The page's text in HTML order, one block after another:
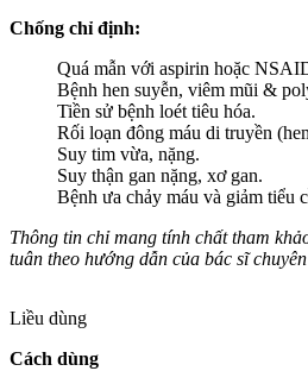
Chống chỉ định:
Quá mẫn với aspirin hoặc
Bệnh hen suyễn, viêm mũi &
Tiền sử bệnh loét tiêu hóa.
Rối loạn đông máu di truyền
Suy tim vừa, nặng.
Suy thận gan nặng, xơ gan.
Bệnh ưa chảy máu và giảm tiểu
Thông tin chỉ mang tính chất tham
tuân theo hướng dẫn của bác sĩ
Liều dùng
Cách dùng